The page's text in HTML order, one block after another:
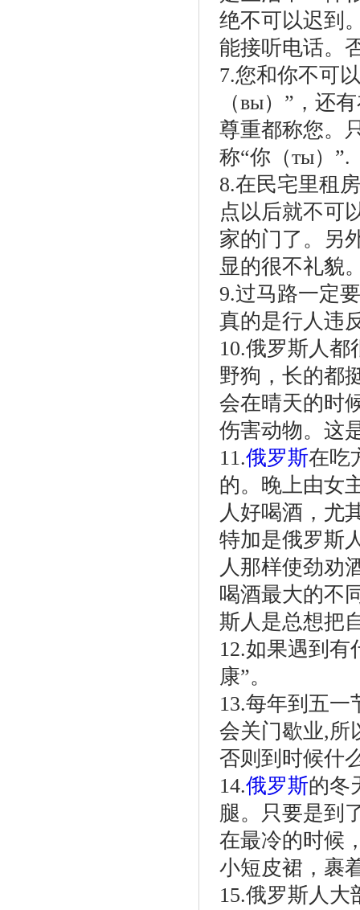
绝不可以迟到
能接听电话。
7.您和你不可
（вы）”，还
尊重都称您。
称“你（ты）”.
8.在民宅里租
点以后就不可
家的门了。另
显的很不礼貌
9.过马路一定
真的是行人违
10.俄罗斯人
野狗，长的都
会在晴天的时
伤害动物。这
11.俄罗斯在吃
的。晚上由女
人好喝酒，尤
特加是俄罗斯
人那样使劲劝
喝酒最大的不
斯人是总想把
12.如果遇到
康”。
13.每年到五
会关门歇业,所
否则到时候什
14.俄罗斯的冬
腿。只要是到
在最冷的时候
小短皮裙，裹
15.俄罗斯人